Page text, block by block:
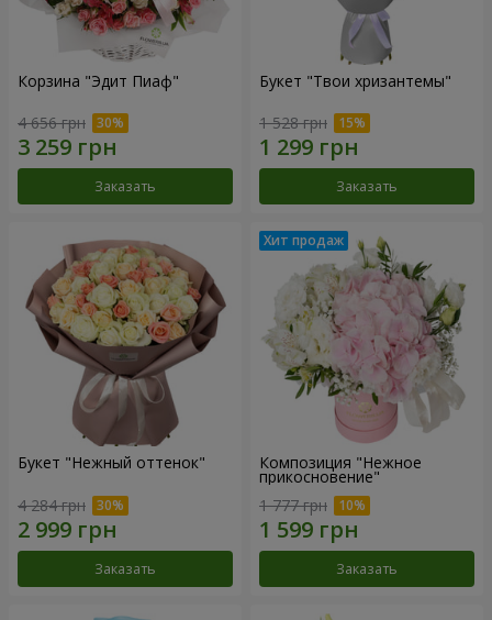
Корзина "Эдит Пиаф"
4 656 грн
Заказать
Букет "Твои хризантемы"
1 528 грн
Заказать
Букет "Нежный оттенок"
4 284 грн
Заказать
Композиция "Нежное
прикосновение"
1 777 грн
Заказать